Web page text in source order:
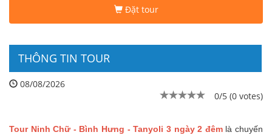
Đặt tour
THÔNG TIN TOUR
08/08/2026
0/5 (0 votes)
Tour Ninh Chữ - Bình Hưng - Tanyoli 3 ngày 2 đêmlà chuyến